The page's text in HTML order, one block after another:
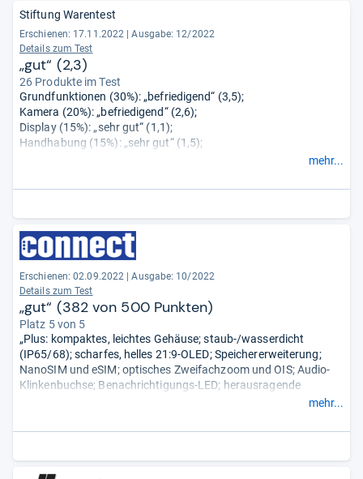
Stiftung Warentest
Erschienen: 17.11.2022 | Ausgabe: 12/2022
Details zum Test
„gut“ (2,3)
26 Produkte im Test
Grundfunktionen (30%): „befriedigend“ (3,5);
Kamera (20%): „befriedigend“ (2,6);
Display (15%): „sehr gut“ (1,1);
Handhabung (15%): „sehr gut“ (1,5);
mehr...
Erschienen: 02.09.2022 | Ausgabe: 10/2022
Details zum Test
„gut“ (382 von 500 Punkten)
Platz 5 von 5
„Plus: kompaktes, leichtes Gehäuse; staub-/wasserdicht
(IP65/68); scharfes, helles 21:9-OLED; Speichererweiterung;
NanoSIM und eSIM; optisches Zweifachzoom und OIS; Audio-
Klinkenbuchse; Benachrichtigungs-LED; herausragende
Minus schwache Grafik-Performance; nur 60-Hz-
2.0; kein Netzteil im Lieferumfang.“
mehr...